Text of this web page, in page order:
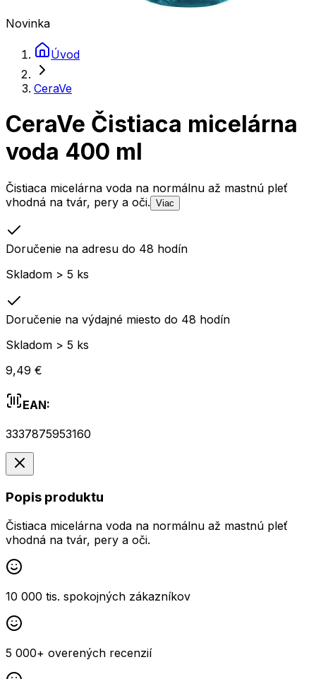
Novinka
Úvod
CeraVe
CeraVe Čistiaca micelárna
voda 400 ml
Čistiaca micelárna voda na normálnu až mastnú pleť
vhodná na tvár, pery a oči. Viac
Doručenie na adresu do 48 hodín
Skladom > 5 ks
Doručenie na výdajné miesto do 48 hodín
Skladom > 5 ks
9,49 €
EAN:
3337875953160
Popis produktu
Čistiaca micelárna voda na normálnu až mastnú pleť
vhodná na tvár, pery a oči.
10 000 tis. spokojných zákazníkov
5 000+ overených recenzií